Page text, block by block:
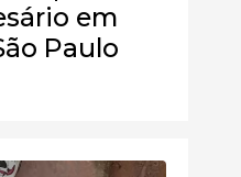
em
Paulo